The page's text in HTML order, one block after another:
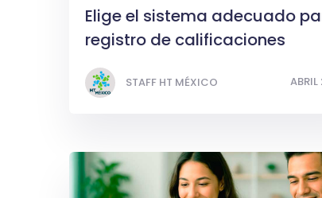
Elige el sistema adecuado
registro de calificaciones
STAFF HT MÉXICO